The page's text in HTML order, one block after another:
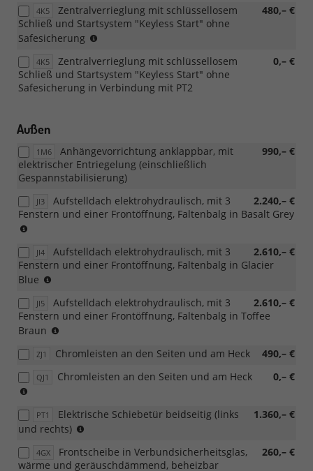
7AL
4K5 480,– €
Zentralverrieglung mit schlüssellosem
Schließ und Startsystem "Keyless Start" ohne
Safesicherung
7AL
4K5 0,– €
Zentralverrieglung mit schlüssellosem
Schließ und Startsystem "Keyless Start" ohne
Safesicherung in Verbindung mit PT2
Außen
1M6 990,– €
Anhängevorrichtung anklappbar, mit
elektrischer Entriegelung (einschließlich
Gespannstabilisierung)
JI3 2.240,– €
Aufstelldach elektrohydraulisch, mit 3
Fenstern und einer Frontöffnung, Faltenbalg in Basalt Grey
9CE
oder
9CI
JI4 2.610,– €
Aufstelldach elektrohydraulisch, mit 3
Fenstern und einer Frontöffnung, Faltenbalg in Glacier
Blue
9CE
oder
9CI
JI5 2.610,– €
Aufstelldach elektrohydraulisch, mit 3
Fenstern und einer Frontöffnung, Faltenbalg in Toffee
Braun
9CE
9CI
ZJ1 490,– €
Chromleisten an den Seiten und am Heck
QJ1 0,– €
Chromleisten an den Seiten und am Heck
Sonder
Lackierung
(9214,
PT1 1.360,– €
Elektrische Schiebetür beidseitig (links
und rechts)
Verbindung
mit
4GX 260,– €
Frontscheibe in Verbundsicherheitsglas,
wärme und geräuschdämmend, beheizbar